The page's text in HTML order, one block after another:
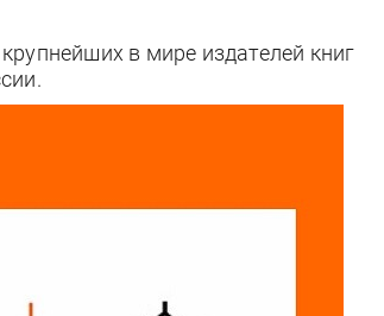
в мире издателей книг